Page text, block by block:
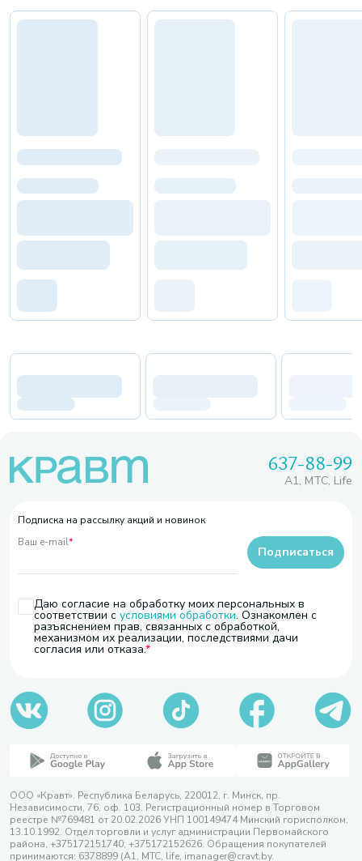
637-88-99
A1, МТС, Life
Подписка на рассылку акций и новинок
Ваш e-mail*
Даю согласие на обработку моих персональных в
соответствии с условиями обработки. Ознакомлен с
разъяснением прав, связанных с обработкой,
механизмом их реализации, последствиями дачи
согласия или отказа.
Подписаться
ООО «Кравт». Республика Беларусь, 220012, г. Минск, пр.
Независимости, 76, оф. 103. Регистрационный номер в Торговом
реестре №769481 от 20.02.2026 УНП 100149474 Минский горисполком,
13.10.1992. Отдел торговли и услуг администрации Первомайского
района, +375172151740; +375172152626. Обращения покупателей
принимаются: 6378899 (А1, МТС, life, imanager@cravt.by.